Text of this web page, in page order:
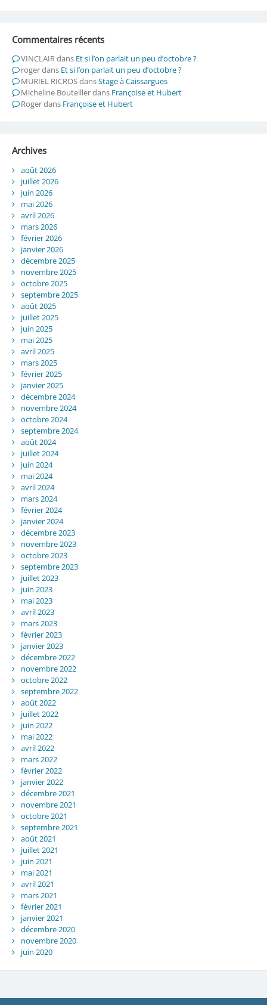
Commentaires récents
VINCLAIRdans Et si l’on parlait un peu d’octobre ?
rogerdans Et si l’on parlait un peu d’octobre ?
MURIEL RICROSdansStage à Caissargues
Micheline Bouteillerdans Françoise et Hubert
Rogerdans Françoise et Hubert
Archives
août 2026
juillet 2026
juin 2026
mai 2026
avril 2026
mars 2026
février 2026
janvier 2026
décembre 2025
novembre 2025
octobre 2025
septembre 2025
août 2025
juillet 2025
juin 2025
mai 2025
avril 2025
mars 2025
février 2025
janvier 2025
décembre 2024
novembre 2024
octobre 2024
septembre 2024
août 2024
juillet 2024
juin 2024
mai 2024
avril 2024
mars 2024
février 2024
janvier 2024
décembre 2023
novembre 2023
octobre 2023
septembre 2023
juillet 2023
juin 2023
mai 2023
avril 2023
mars 2023
février 2023
janvier 2023
décembre 2022
novembre 2022
octobre 2022
septembre 2022
août 2022
juillet 2022
juin 2022
mai 2022
avril 2022
mars 2022
février 2022
janvier 2022
décembre 2021
novembre 2021
octobre 2021
septembre 2021
août 2021
juillet 2021
juin 2021
mai 2021
avril 2021
mars 2021
février 2021
janvier 2021
décembre 2020
novembre 2020
juin 2020